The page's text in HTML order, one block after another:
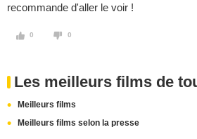
recommande d'aller le voir !
0 0
Les meilleurs films de
Meilleurs films
Meilleurs films selon la presse